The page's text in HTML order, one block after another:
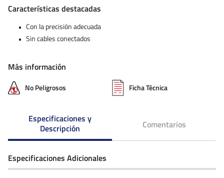
Características destacadas
Con la precisión adecuada
Sin cables conectados
Más información
No Peligrosos Ficha Técnica
Especificaciones y
Descripción
Comentarios
Especificaciones Adicionales